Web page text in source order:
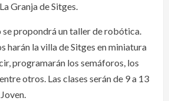
Granja de Sitges.
se propondrá un taller de robótica.
harán la villa de Sitges en miniatura
programarán los semáforos, los
otros. Las clases serán de 9 a 13